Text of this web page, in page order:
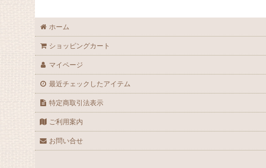
ホーム
ショッピングカート
マイページ
最近チェックしたアイテム
特定商取引法表示
ご利用案内
お問い合せ